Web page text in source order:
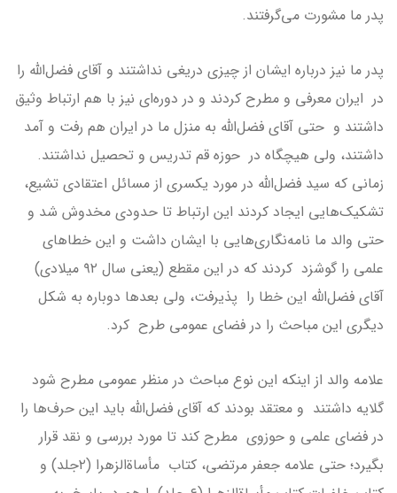
پدر ما مشورت می‌گرفتند.
پدر ما نيز درباره ایشان از چيزی دريغی نداشتند و آقای فضل‌الله را
در ایران‌ معرفی و مطرح کردند و در دوره‌ای نیز با هم ارتباط وثیق
داشتند و حتی آقای فضل‌الله به منزل ما در ایران هم رفت و آمد
داشتند، ولی هیچگاه در حوزه قم تدریس و تحصیل نداشتند.
زمانی که سید فضل‌الله در مورد یکسری از مسائل اعتقادی تشیع،
تشکیک‌هایی ایجاد کردند این ارتباط تا حدودی مخدوش شد و
حتی والد ما نامه‌نگاری‌هایی با ایشان داشت و این خطاهای
علمی را گوشزد کردند که در این مقطع (یعنی سال ۹۲ میلادی)
آقای فضل‌الله این خطا را پذیرفت، ولی بعدها دوباره به شکل
دیگری این مباحث را در فضای عمومی طرح کرد.
علامه والد از اینکه این نوع مباحث در منظر عمومی مطرح شود
گلایه داشتند و معتقد بودند که آقای فضل‌الله باید این حرف‌ها را
در فضای علمی و حوزوی مطرح کند تا مورد بررسی و نقد قرار
بگیرد؛ حتی علامه جعفر مرتضی، کتاب مأساةالزهرا (۲جلد) و